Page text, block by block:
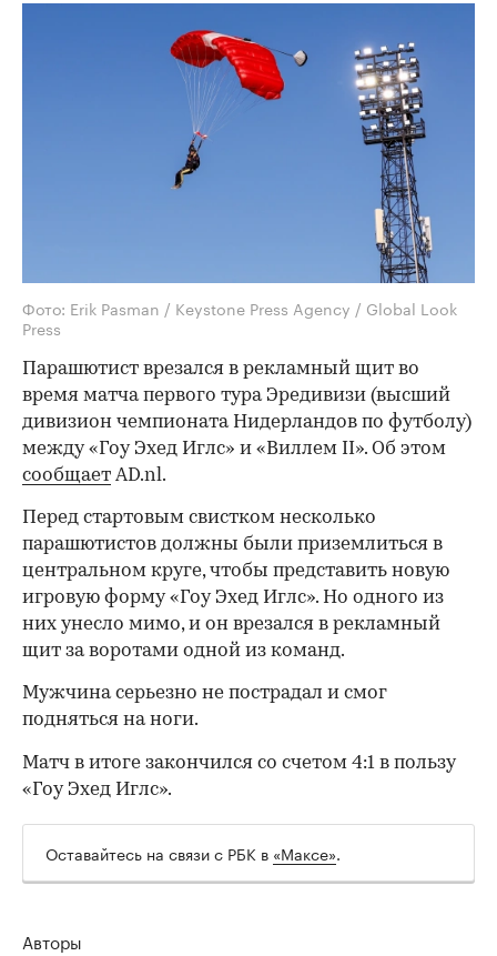
Фото: Erik Pasman / Keystone Press Agency / Global Look
Press
Парашютист врезался в рекламный щит во
время матча первого тура Эредивизи (высший
дивизион чемпионата Нидерландов по футболу)
между «Гоу Эхед Иглс» и «Виллем II». Об этом
сообщает AD.nl.
Перед стартовым свистком несколько
парашютистов должны были приземлиться в
центральном круге, чтобы представить новую
игровую форму «Гоу Эхед Иглс». Но одного из
них унесло мимо, и он врезался в рекламный
щит за воротами одной из команд.
Мужчина серьезно не пострадал и смог
подняться на ноги.
Матч в итоге закончился со счетом 4:1 в пользу
«Гоу Эхед Иглс».
Оставайтесь на связи с РБК в «Максе».
Авторы